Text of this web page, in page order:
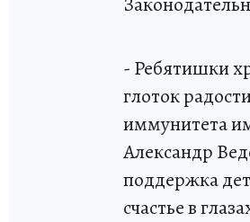
- Ребятишки
глоток
иммунитета
Александр
поддержка
счастье в